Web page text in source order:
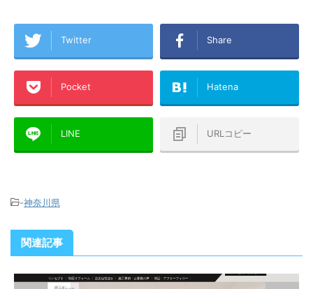
Twitter Share
Pocket Hatena
LINE URLコピー
-神奈川県
関連記事